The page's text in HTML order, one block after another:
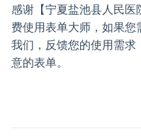
感谢【宁夏盐池县人民
费使用表单大师，如果
我们，反馈您的使用需
意的表单。